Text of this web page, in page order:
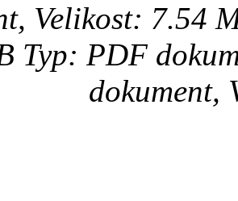
Velikost: 7.54
Typ: PDF
dokument,